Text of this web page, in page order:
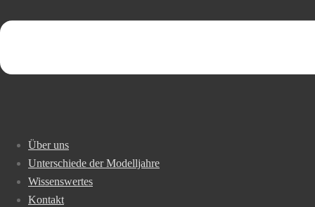
Über uns
Unterschiede der Modelljahre
Wissenswertes
Kontakt